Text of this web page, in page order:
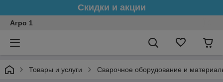
Скидки и акции
Агро 1
Товары и услуги Сварочное оборудование и